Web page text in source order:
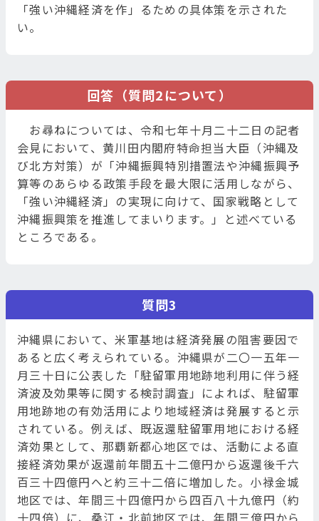
「強い沖縄経済を作」るための具体策を示された
い。
回答（質問2について）
お尋ねについては、令和七年十月二十二日の記者
会見において、黄川田内閣府特命担当大臣（沖縄及
び北方対策）が「沖縄振興特別措置法や沖縄振興予
算等のあらゆる政策手段を最大限に活用しながら、
「強い沖縄経済」の実現に向けて、国家戦略として
沖縄振興策を推進してまいります。」と述べている
ところである。
質問3
沖縄県において、米軍基地は経済発展の阻害要因で
あると広く考えられている。沖縄県が二〇一五年一
月三十日に公表した「駐留軍用地跡地利用に伴う経
済波及効果等に関する検討調査」によれば、駐留軍
用地跡地の有効活用により地域経済は発展すると示
されている。例えば、既返還駐留軍用地における経
済効果として、那覇新都心地区では、活動による直
接経済効果が返還前年間五十二億円から返還後千六
百三十四億円へと約三十二倍に増加した。小禄金城
地区では、年間三十四億円から四百八十九億円（約